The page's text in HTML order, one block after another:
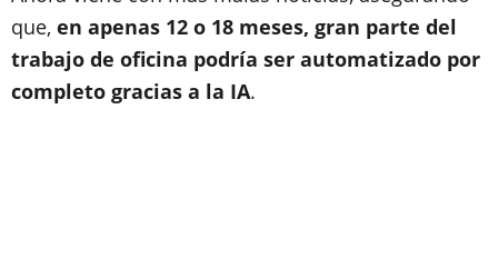
que, en apenas 12 o 18 meses, gran parte del
trabajo de oficina podría ser automatizado por
completo gracias a la IA.